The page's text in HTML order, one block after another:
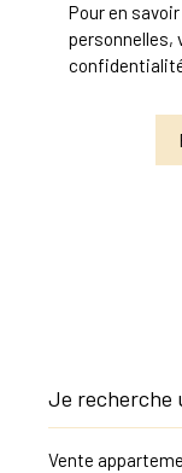
Pour en
personnelles,
Je recherche
Vente